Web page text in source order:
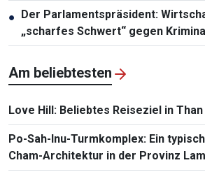
● Der Parlamentspräsident:
„scharfes Schwert“ gegen
Am beliebtesten
Love Hill: Beliebtes Reiseziel in Than
Po-Sah-Inu-Turmkomplex: Ein
Cham-Architektur in der Provinz